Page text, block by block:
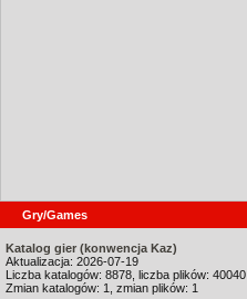
Gry/Games
Katalog gier (konwencja Kaz)
Aktualizacja: 2026-07-19
Liczba katalogów: 8878, liczba plików: 40040
Zmian katalogów: 1, zmian plików: 1